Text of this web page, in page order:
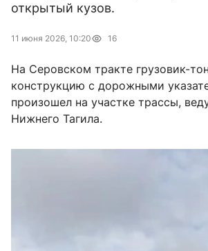
открытый кузов.
11 июня 2026, 10:20 16
На Серовском тракте грузовик-
конструкцию с дорожными
произошел на участке трассы,
Нижнего Тагила.